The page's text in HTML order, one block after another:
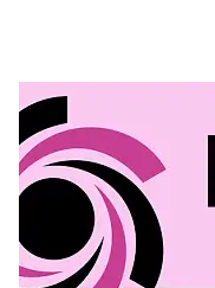
Kultura a volný čas
MLEJN. Vstupenky již
Přijďte na přátelský